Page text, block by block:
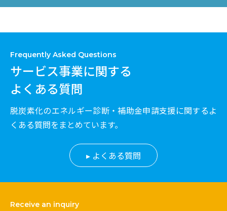
Frequently Asked Questions
サービス事業に関する
よくある質問
脱炭素化のエネルギー診断・補助金申請支援に関するよ
くある質問をまとめています。
よくある質問
Receive an inquiry